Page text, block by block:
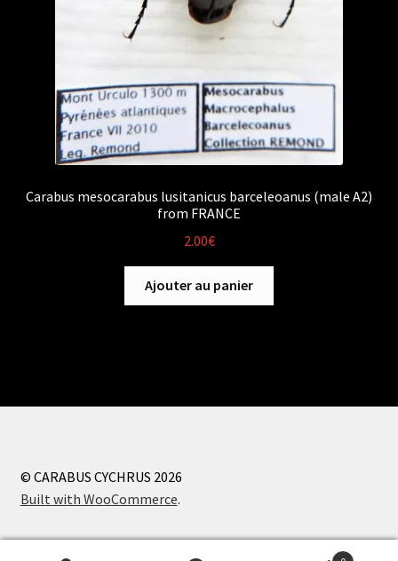
Carabus mesocarabus lusitanicus barceleoanus (male A2)
from FRANCE
2.00€
Ajouter au panier
© CARABUS CYCHRUS 2026
Built with WooCommerce.